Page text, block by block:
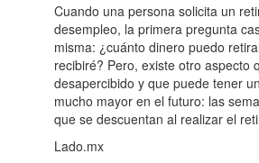
Cuando una persona solicita un
desempleo, la primera pregunta
misma: ¿cuánto dinero puedo
recibiré? Pero, existe otro aspecto
desapercibido y que puede tener
mucho mayor en el futuro: las
que se descuentan al realizar el
Lado.mx